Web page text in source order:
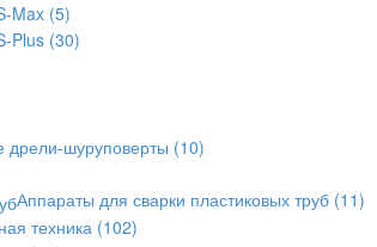
Max (5)
Plus (30)
дрели-шуруповерты (10)
Аппараты для сварки пластиковых труб (11)
техника (102)